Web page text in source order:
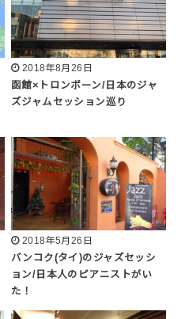
2018年8月26日
函館×トロンボーン/日本のジャ
ズジャムセッション巡り
2018年5月26日
バンコク(タイ)のジャズセッシ
ョン/日本人のピアニストがい
た！